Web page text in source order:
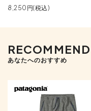
8,250円(税込)
RECOMMEND
あなたへのおすすめ